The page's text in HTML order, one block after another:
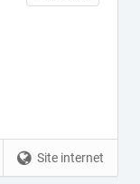
Site internet